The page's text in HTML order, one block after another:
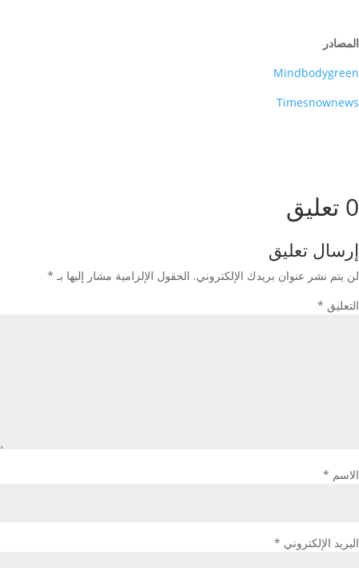
المصادر
Mindbodygreen
Timesnownews
0 تعليق
إرسال تعليق
لن يتم نشر عنوان بريدك الإلكتروني. الحقول الإلزامية مشار إليها بـ *
التعليق *
الاسم *
البريد الإلكتروني *